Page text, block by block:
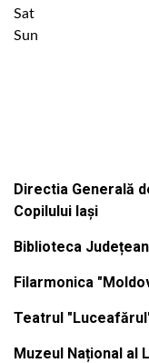
Sat
Sun
Directia Generală
Copilului Iași
Biblioteca
Filarmonica
Teatrul
Muzeul Național al